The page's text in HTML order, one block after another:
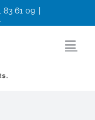
83 61 09